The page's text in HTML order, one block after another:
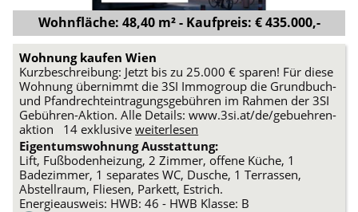
Wohnfläche: 48,40 m² - Kaufpreis: € 435.000,-
Wohnung kaufen Wien
Kurzbeschreibung: Jetzt bis zu 25.000 € sparen! Für diese
Wohnung übernimmt die 3SI Immogroup die Grundbuch-
und Pfandrechteintragungsgebühren im Rahmen der 3SI
Gebühren-Aktion. Alle Details: www.3si.at/de/gebuehren-
aktion 14 exklusiveweiterlesen
Eigentumswohnung Ausstattung:
Lift, Fußbodenheizung, 2 Zimmer, offene Küche, 1
Badezimmer, 1 separates WC, Dusche, 1 Terrassen,
Abstellraum, Fliesen, Parkett, Estrich.
Energieausweis: HWB: 46 - HWB Klasse: B